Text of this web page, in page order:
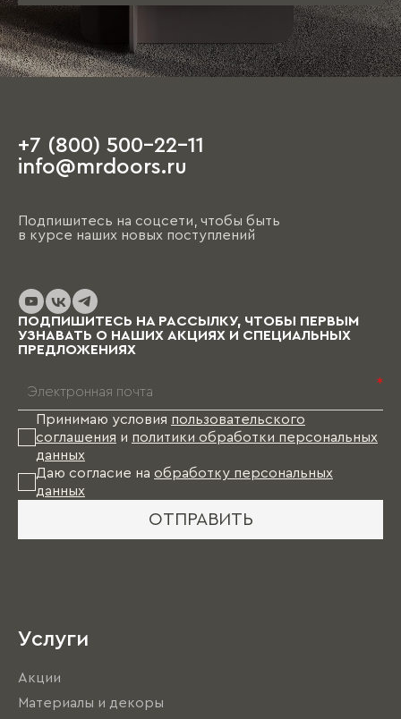
+7 (800) 500-22-11
info@mrdoors.ru
Подпишитесь на соцсети, чтобы быть
в курсе наших новых поступлений
ПОДПИШИТЕСЬ НА РАССЫЛКУ, ЧТОБЫ ПЕРВЫМ
УЗНАВАТЬ О НАШИХ АКЦИЯХ И СПЕЦИАЛЬНЫХ
ПРЕДЛОЖЕНИЯХ
*
Принимаю условия пользовательского
соглашения и политики обработки персональных
данных
Даю согласие на обработку персональных
данных
ОТПРАВИТЬ
Услуги
Акции
Материалы и декоры